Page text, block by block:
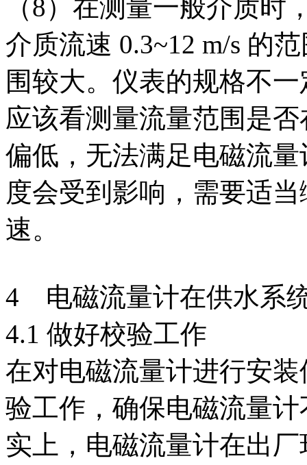
（8）在测量一般介质
介质流速 0.3~12 m/s 的
围较大。仪表的规格不
应该看测量流量范围是
偏低，无法满足电磁流
度会受到影响，需要适
速。
4 电磁流量计在供水系
4.1 做好校验工作
在对电磁流量计进行安
验工作，确保电磁流量
实上，电磁流量计在出